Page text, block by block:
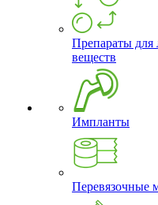
Препараты для
веществ
Импланты
Перевязочные